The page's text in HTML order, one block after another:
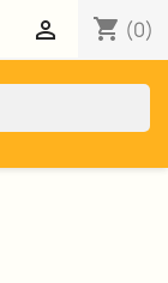
shopping_cart (0)
